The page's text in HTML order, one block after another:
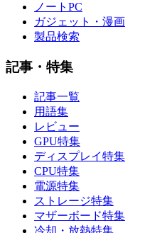
ノートPC
ガジェット・漫画
製品検索
記事・特集
記事一覧
用語集
レビュー
GPU特集
ディスプレイ特集
CPU特集
電源特集
ストレージ特集
マザーボード特集
冷却・放熱特集